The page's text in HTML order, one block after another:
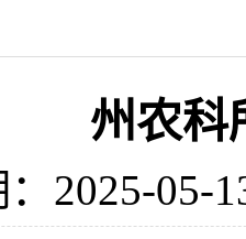
州农科
2025-05-